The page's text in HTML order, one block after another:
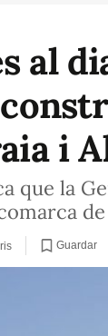
al
i
que la
Guardar